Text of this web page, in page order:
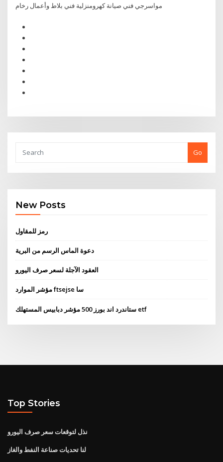
مواسرجي فني صيانة كهرومنزلية فني بلاط وأعمال رخام
Go
New Posts
رمز للمقاول
دعوة الماس الرسم من البرية
العقود الآجلة لسعر صرف اليورو
مؤشر الموارد ftsejse سا
ستاندرد اند بورز 500 مؤشر دبابيس المستهلك etf
Top Stories
نذل لتوقعات سعر صرف اليورو
لنا تحديات صناعة النفط والغاز